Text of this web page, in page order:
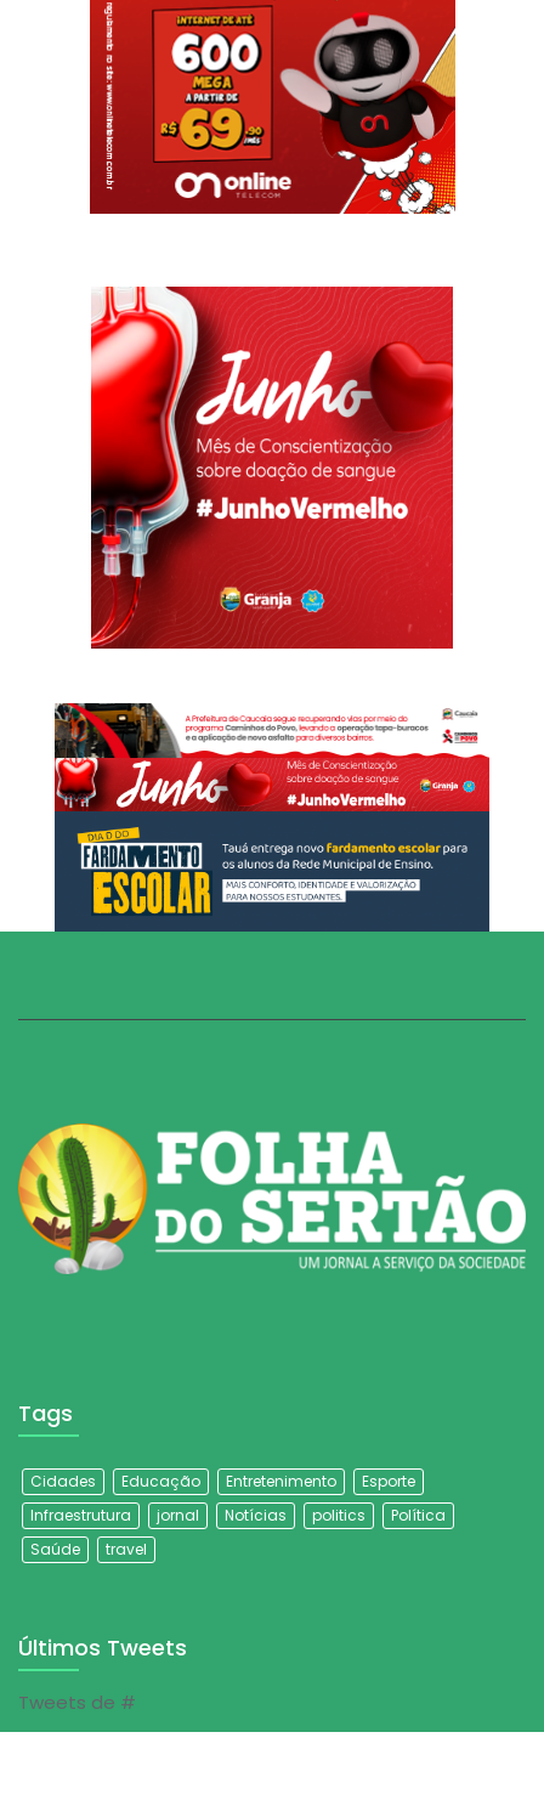
Tags
Cidades Educação Entretenimento
Esporte
Infraestrutura
jornal Notícias politics
Política
Saúde
travel
Últimos Tweets
Tweets de #